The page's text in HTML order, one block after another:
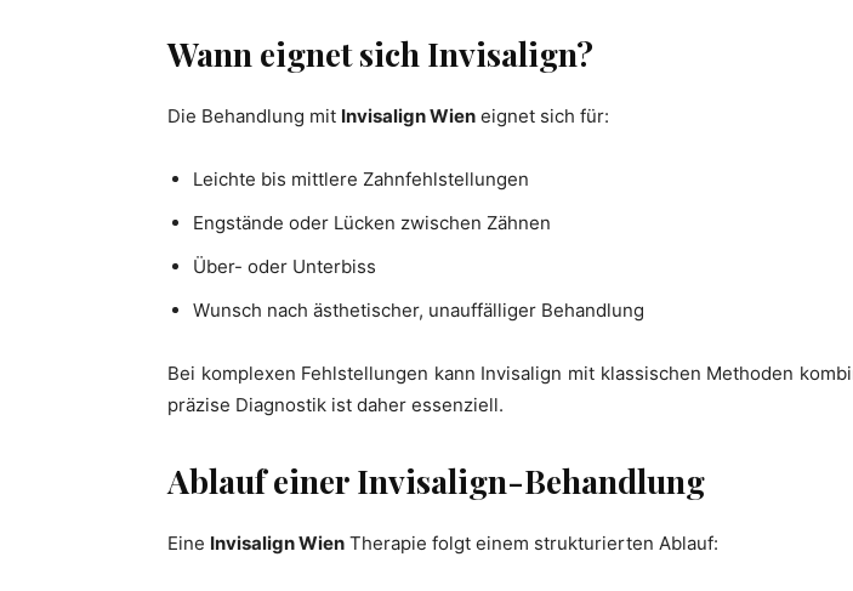
Wann eignet sich Invisalign?
Die Behandlung mit Invisalign Wien eignet sich für:
Leichte bis mittlere Zahnfehlstellungen
Engstände oder Lücken zwischen Zähnen
Über- oder Unterbiss
Wunsch nach ästhetischer, unauffälliger Behandlung
Bei komplexen Fehlstellungen kann Invisalign mit klassischen Methoden
präzise Diagnostik ist daher essenziell.
Ablauf einer Invisalign-Behandlung
Eine Invisalign Wien Therapie folgt einem strukturierten Ablauf: